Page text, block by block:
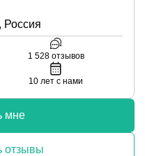
Россия
1 528 отзывов
10 лет с нами
мне
отзывы